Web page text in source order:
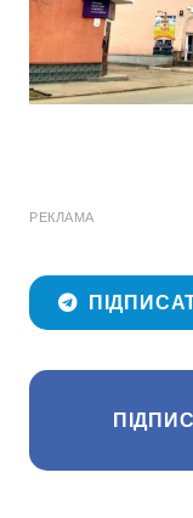
РЕКЛАМА